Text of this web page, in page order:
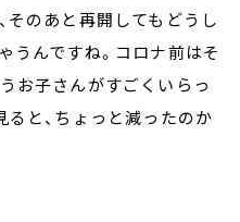
そのあと再開してもどうし
うんですね。コロナ前はそ
お子さんがすごくいらっ
ると、ちょっと減ったのか